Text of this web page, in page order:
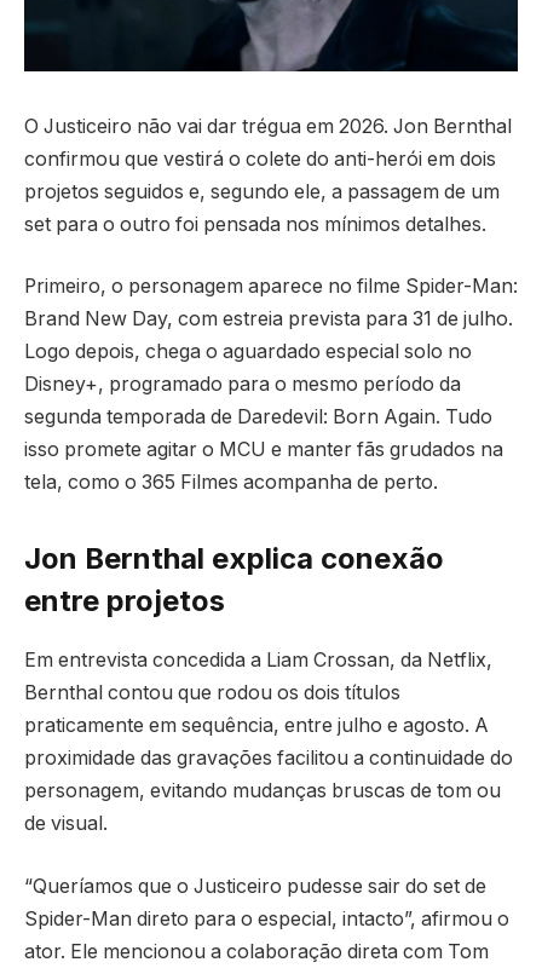
O Justiceiro não vai dar trégua em 2026. Jon Bernthal
confirmou que vestirá o colete do anti-herói em dois
projetos seguidos e, segundo ele, a passagem de um
set para o outro foi pensada nos mínimos detalhes.
Primeiro, o personagem aparece no filme Spider-Man:
Brand New Day, com estreia prevista para 31 de julho.
Logo depois, chega o aguardado especial solo no
Disney+, programado para o mesmo período da
segunda temporada de Daredevil: Born Again. Tudo
isso promete agitar o MCU e manter fãs grudados na
tela, como o 365 Filmes acompanha de perto.
Jon Bernthal explica conexão
entre projetos
Em entrevista concedida a Liam Crossan, da Netflix,
Bernthal contou que rodou os dois títulos
praticamente em sequência, entre julho e agosto. A
proximidade das gravações facilitou a continuidade do
personagem, evitando mudanças bruscas de tom ou
de visual.
“Queríamos que o Justiceiro pudesse sair do set de
Spider-Man direto para o especial, intacto”, afirmou o
ator. Ele mencionou a colaboração direta com Tom